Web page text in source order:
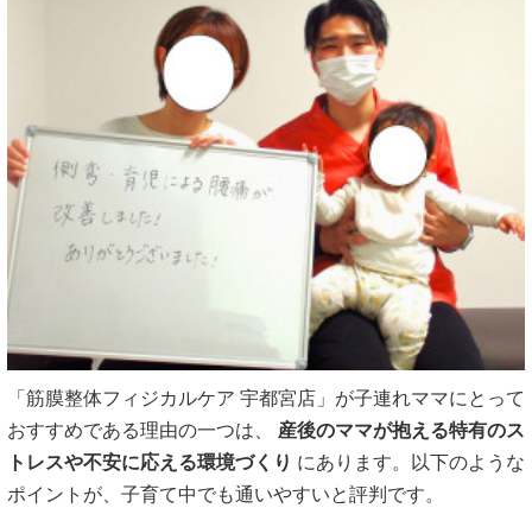
「筋膜整体フィジカルケア 宇都宮店」が子連れママにとって
おすすめである理由の一つは、 産後のママが抱える特有のス
トレスや不安に応える環境づくり にあります。以下のような
ポイントが、子育て中でも通いやすいと評判です。